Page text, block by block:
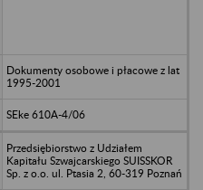
Dokumenty osobowe i płacowe z lat
1995-2001
SEke 610A-4/06
Przedsiębiorstwo z Udziałem
Kapitału Szwajcarskiego SUISSKOR
Sp. z o.o. ul. Ptasia 2, 60-319 Poznań